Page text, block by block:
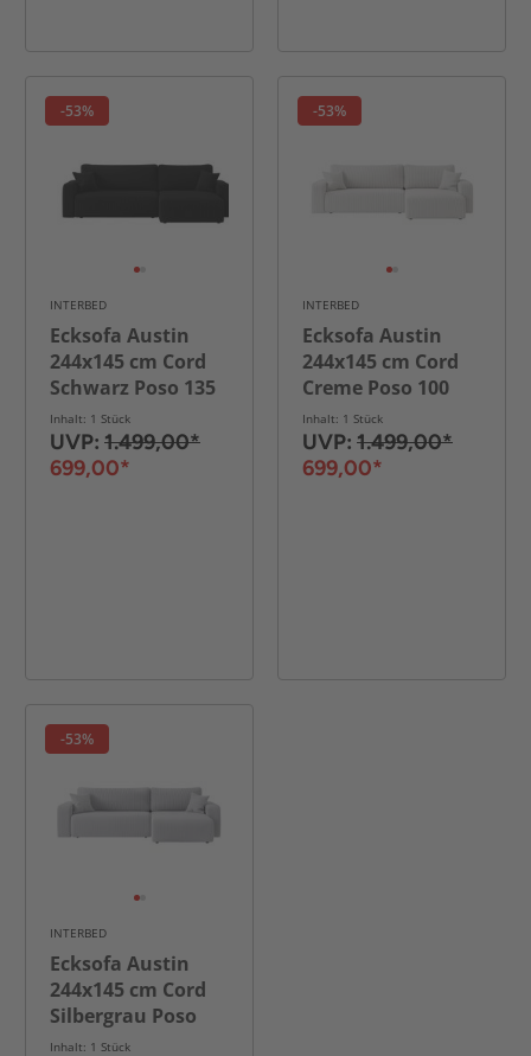
-53%
INTERBED
Ecksofa Austin
244x145 cm Cord
Schwarz Poso 135
Inhalt: 1 Stück
UVP: 1.499,00*
699,00*
-53%
INTERBED
Ecksofa Austin
244x145 cm Cord
Creme Poso 100
Inhalt: 1 Stück
UVP: 1.499,00*
699,00*
-53%
INTERBED
Ecksofa Austin
244x145 cm Cord
Silbergrau Poso
110
Inhalt: 1 Stück